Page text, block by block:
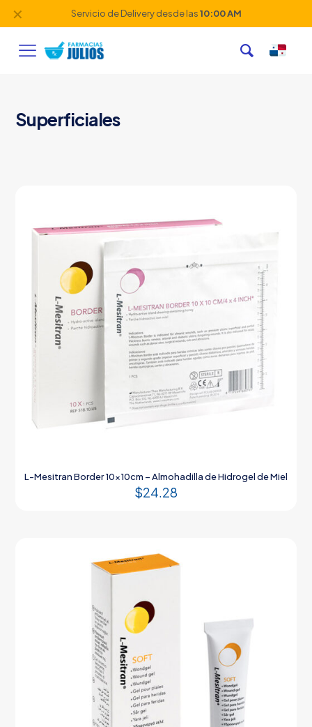
Servicio de Delivery desde las10:00 AM
✕
Superficiales
L-Mesitran Border 10x10cm – Almohadilla de Hidrogel de Miel
$24.28